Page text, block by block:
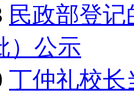
民政部登
）公示
丁仲礼校长